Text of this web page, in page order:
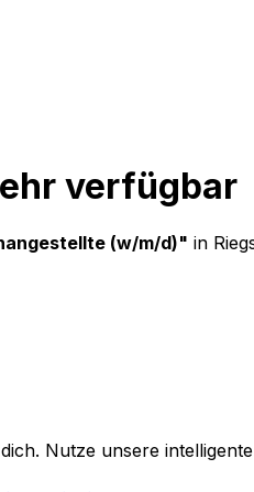
verfügbar
(w/m/d)" in
Nutze unsere